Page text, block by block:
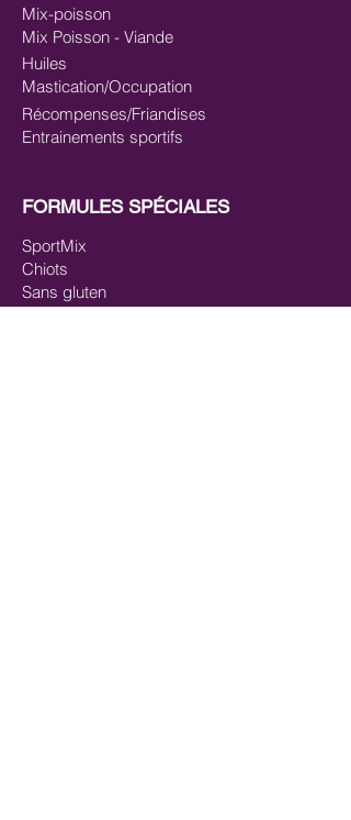
Mix-poisson
Mix Poisson - Viande
Huiles
Mastication/Occupation
Récompenses/Friandises
Entrainements sportifs
FORMULES SPÉCIALES
SportMix
Chiots
Sans gluten